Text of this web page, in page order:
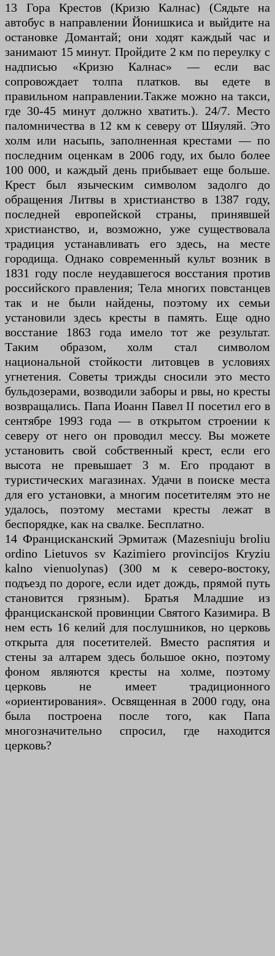
13 Гора Крестов (Кризю Калнас) (Сядьте на
автобус в направлении Йонишкиса и выйдите на
остановке Домантай; они ходят каждый час и
занимают 15 минут. Пройдите 2 км по переулку с
надписью «Кризю Калнас» — если вас
сопровождает толпа платков. вы едете в
правильном направлении.Также можно на такси,
где 30-45 минут должно хватить.). 24/7. Место
паломничества в 12 км к северу от Шяуляй. Это
холм или насыпь, заполненная крестами — по
последним оценкам в 2006 году, их было более
100 000, и каждый день прибывает еще больше.
Крест был языческим символом задолго до
обращения Литвы в христианство в 1387 году,
последней европейской страны, принявшей
христианство, и, возможно, уже существовала
традиция устанавливать его здесь, на месте
городища. Однако современный культ возник в
1831 году после неудавшегося восстания против
российского правления; Тела многих повстанцев
так и не были найдены, поэтому их семьи
установили здесь кресты в память. Еще одно
восстание 1863 года имело тот же результат.
Таким образом, холм стал символом
национальной стойкости литовцев в условиях
угнетения. Советы трижды сносили это место
бульдозерами, возводили заборы и рвы, но кресты
возвращались. Папа Иоанн Павел II посетил его в
сентябре 1993 года — в открытом строении к
северу от него он проводил мессу. Вы можете
установить свой собственный крест, если его
высота не превышает 3 м. Его продают в
туристических магазинах. Удачи в поиске места
для его установки, а многим посетителям это не
удалось, поэтому местами кресты лежат в
беспорядке, как на свалке. Бесплатно.
14 Францисканский Эрмитаж (Mazesniuju broliu
ordino Lietuvos sv Kazimiero provincijos Kryziu
kalno vienuolynas) (300 м к северо-востоку,
подъезд по дороге, если идет дождь, прямой путь
становится грязным). Братья Младшие из
францисканской провинции Святого Казимира. В
нем есть 16 келий для послушников, но церковь
открыта для посетителей. Вместо распятия и
стены за алтарем здесь большое окно, поэтому
фоном являются кресты на холме, поэтому
церковь не имеет традиционного
«ориентирования». Освященная в 2000 году, она
была построена после того, как Папа
многозначительно спросил, где находится
церковь?